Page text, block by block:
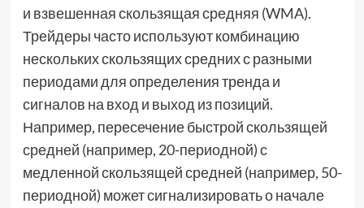
и взвешенная скользящая средняя (WMA).
Трейдеры часто используют комбинацию
нескольких скользящих средних с разными
периодами для определения тренда и
сигналов на вход и выход из позиций.
Например, пересечение быстрой скользящей
средней (например, 20-периодной) с
медленной скользящей средней (например, 50-
периодной) может сигнализировать о начале